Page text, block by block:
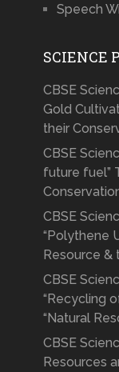
Speech
SCIENCE
CBSE
Gold
their
CBSE
future fuel”
CBSE
“Polythene
Resource &
CBSE
“Recycling
“Natural
CBSE
Resources